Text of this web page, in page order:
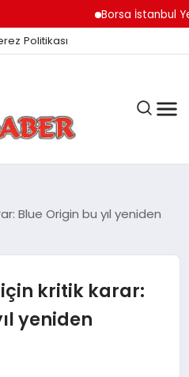
Borsa İstanbul Yeni
Politikası
Blue Origin bu yıl yeniden
kritik karar:
yeniden